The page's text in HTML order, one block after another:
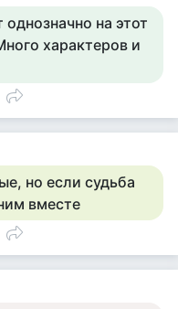
на этот
характеров и
но если судьба
вместе